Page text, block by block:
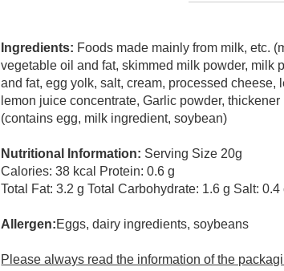
Ingredients: Foods made mainly from milk, etc.
vegetable oil and fat, skimmed milk powder, milk
and fat, egg yolk, salt, cream, processed cheese,
lemon juice concentrate, Garlic powder,
(contains egg, milk ingredient, soybean)
Nutritional Information: Serving Size 20g
Calories: 38 kcal Protein: 0.6 g
Total Fat: 3.2 g Total Carbohydrate: 1.6 g Salt: 0.4
Allergen:Eggs, dairy ingredients, soybeans
Please always read the information of the